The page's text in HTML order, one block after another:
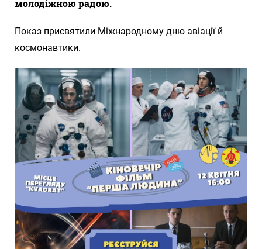
молодіжною радою.
Показ присвятили Міжнародному дню авіації й
космонавтики.